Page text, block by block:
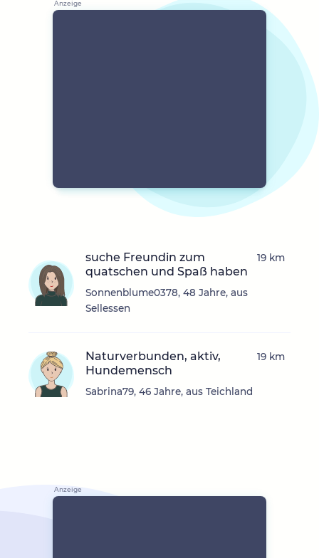
suche Freundin zum
quatschen und Spaß haben
Sonnenblume0378, 48 Jahre, aus
Sellessen
19 km
Naturverbunden, aktiv,
Hundemensch
Sabrina79, 46 Jahre, aus Teichland
19 km